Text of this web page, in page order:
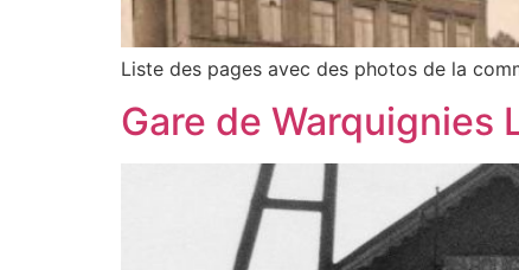
Liste des pages avec des photos de la
Gare de Warquignies